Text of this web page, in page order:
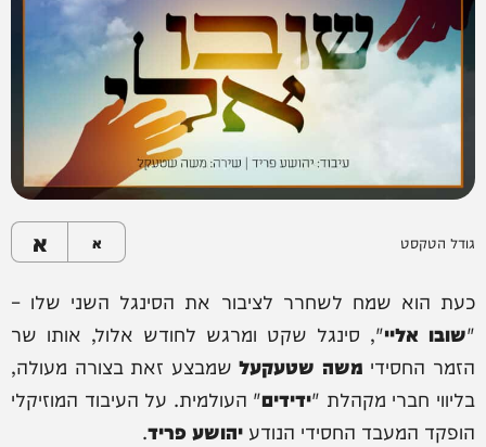
גודל הטקסט א א
כעת הוא שמח לשחרר לציבור את הסינגל השני שלו –
"שובו אליי", סינגל שקט ומרגש לחודש אלול, אותו שר
הזמר החסידי משה שטעקעלשמבצע זאת בצורה מעולה,
בליווי חברי מקהלת "ידידים" העולמית. על העיבוד המוזיקלי
הופקד המעבד החסידי הנודע יהושע פריד.